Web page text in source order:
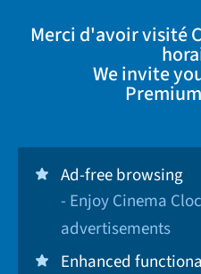
Merci d'avoir visité
We invite
Ad-free browsing
- Enjoy Cinema
advertisements
Enhanced